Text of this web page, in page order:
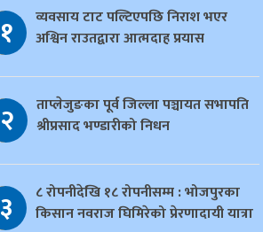
१
व्यवसाय टाट पल्टिएपछि निराश भएर
अश्विन राउतद्वारा आत्मदाह प्रयास
२
ताप्लेजुङका पूर्व जिल्ला पञ्चायत सभापति
श्रीप्रसाद भण्डारीको निधन
३
८ रोपनीदेखि १८ रोपनीसम्म : भोजपुरका
किसान नवराज घिमिरेको प्रेरणादायी यात्रा